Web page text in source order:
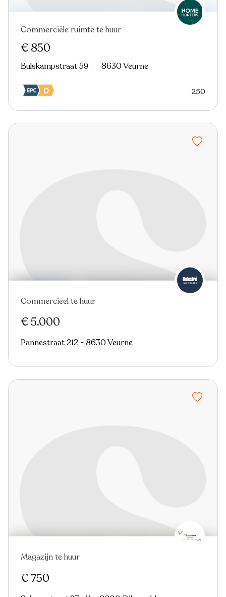
In optie
Commerciële ruimte te huur
€ 850
Bulskampstraat 59 - - 8630 Veurne
250
Commercieel te huur
€ 5.000
Pannestraat 212 - 8630 Veurne
Magazijn te huur
€ 750